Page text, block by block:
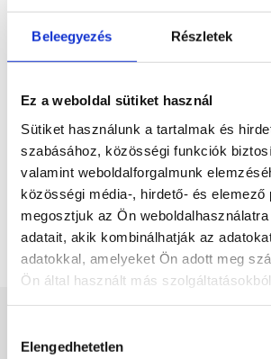
Beleegyezés Részletek
Ez a weboldal sütiket használ
Sütiket használunk a tartalmak és
szabásához, közösségi funkciók
valamint weboldalforgalmunk
közösségi média-, hirdető- és elemező
megosztjuk az Ön
adatait, akik kombinálhatják az
adatokkal, amelyeket Ön adott meg
Ön által használt más
kiválasztása
Elengedhetetlen
Én vagyok az, akivel először
vagy emailben.
Az időpontok egyeztetésében és
gördülékenyen működjön a
Igyekszem mindig kedvesen és
reagálni, hogy már az első
pozitív élmény legyen mindenkinek.
IDŐPONT FOGLALÁS